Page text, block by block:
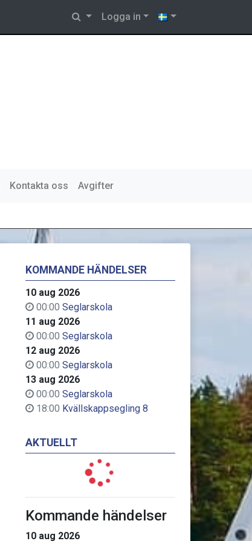
Logga in
Kontakta oss Avgifter
KOMMANDE HÄNDELSER
10 aug 2026
00:00 Seglarskola
11 aug 2026
00:00 Seglarskola
12 aug 2026
00:00 Seglarskola
13 aug 2026
00:00 Seglarskola
18:00 Kvällskappsegling 8
AKTUELLT
Kommande händelser
10 aug 2026